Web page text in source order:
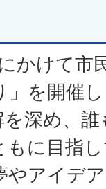
かけて市
」を開催
深め、
もに目指
アイデ